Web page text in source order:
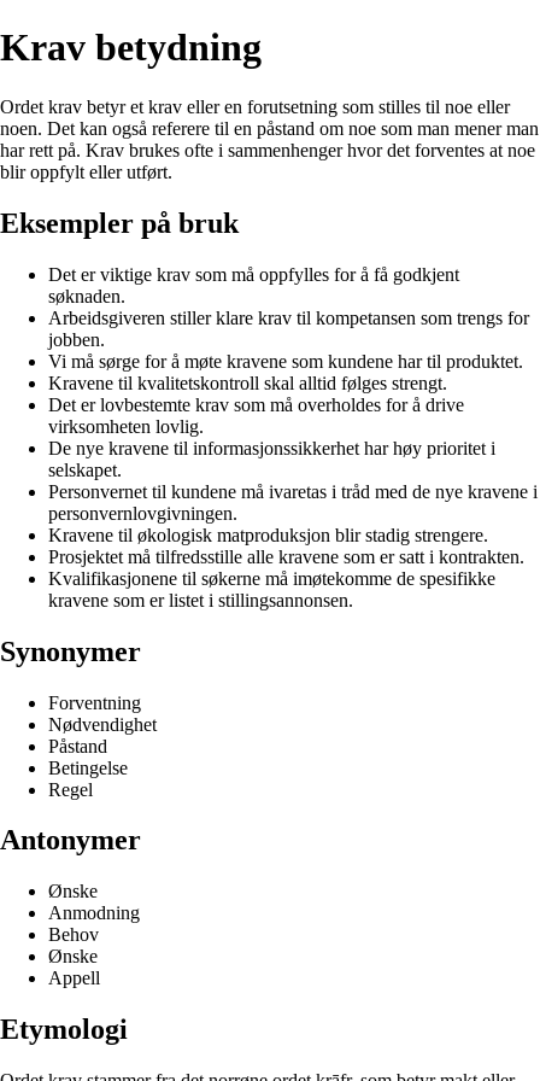
Krav betydning
Ordet krav betyr et krav eller en forutsetning som stilles til noe eller
noen. Det kan også referere til en påstand om noe som man mener man
har rett på. Krav brukes ofte i sammenhenger hvor det forventes at noe
blir oppfylt eller utført.
Eksempler på bruk
Det er viktige krav som må oppfylles for å få godkjent
søknaden.
Arbeidsgiveren stiller klare krav til kompetansen som trengs for
jobben.
Vi må sørge for å møte kravene som kundene har til produktet.
Kravene til kvalitetskontroll skal alltid følges strengt.
Det er lovbestemte krav som må overholdes for å drive
virksomheten lovlig.
De nye kravene til informasjonssikkerhet har høy prioritet i
selskapet.
Personvernet til kundene må ivaretas i tråd med de nye kravene i
personvernlovgivningen.
Kravene til økologisk matproduksjon blir stadig strengere.
Prosjektet må tilfredsstille alle kravene som er satt i kontrakten.
Kvalifikasjonene til søkerne må imøtekomme de spesifikke
kravene som er listet i stillingsannonsen.
Synonymer
Forventning
Nødvendighet
Påstand
Betingelse
Regel
Antonymer
Ønske
Anmodning
Behov
Ønske
Appell
Etymologi